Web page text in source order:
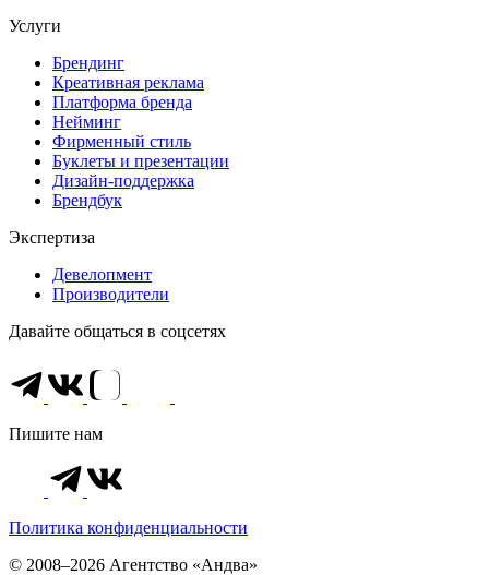
Услуги
Брендинг
Креативная реклама
Платформа бренда
Нейминг
Фирменный стиль
Буклеты и презентации
Дизайн-поддержка
Брендбук
Экспертиза
Девелопмент
Производители
Давайте общаться в соцсетях
Пишите нам
Политика конфиденциальности
© 2008–2026 Агентство «Андва»